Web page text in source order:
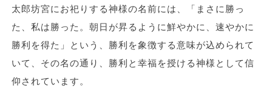
太郎坊宮にお祀りする神様の名前には、「まさに勝っ
た、私は勝った。朝日が昇るように鮮やかに、速やかに
勝利を得た」という、勝利を象徴する意味が込められて
いて、その名の通り、勝利と幸福を授ける神様として信
仰されています。